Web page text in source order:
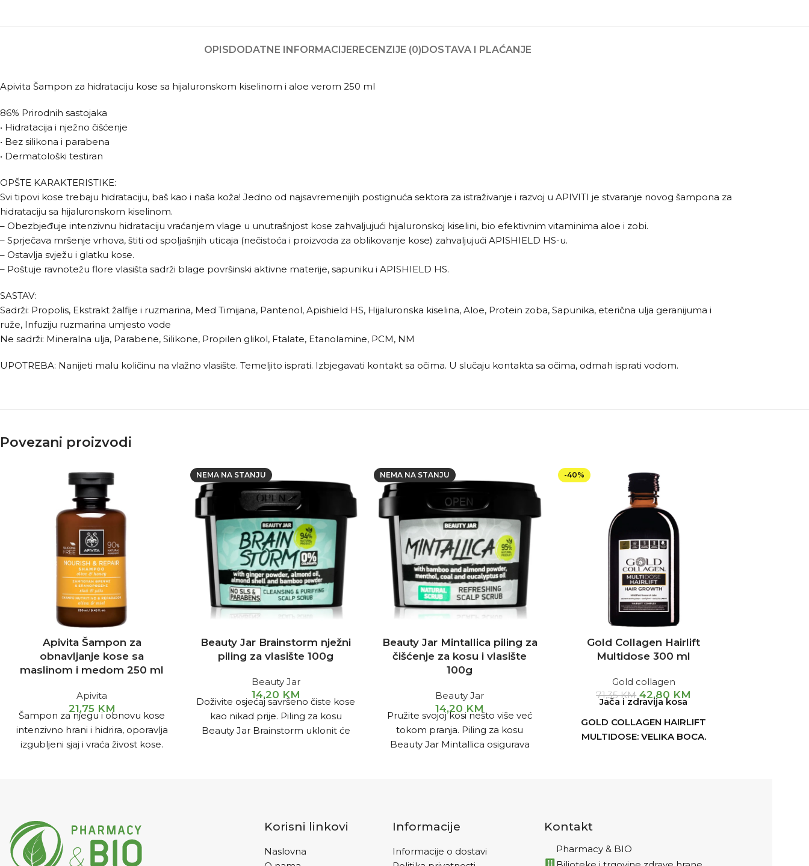
OPISDODATNE INFORMACIJERECENZIJE (0)DOSTAVA I PLAĆANJE
Apivita Šampon za hidrataciju kose sa hijaluronskom kiselinom i aloe verom 250 ml
86% Prirodnih sastojaka
• Hidratacija i nježno čišćenje
• Bez silikona i parabena
• Dermatološki testiran
OPŠTE KARAKTERISTIKE:
Svi tipovi kose trebaju hidrataciju, baš kao i naša koža! Jedno od najsavremenijih postignuća sektora za istraživanje i razvoj u APIVITI je stvaranje novog šampona za
hidrataciju sa hijaluronskom kiselinom.
– Obezbjeđuje intenzivnu hidrataciju vraćanjem vlage u unutrašnjost kose zahvaljujući hijaluronskoj kiselini, bio efektivnim vitaminima aloe i zobi.
– Sprječava mršenje vrhova, štiti od spoljašnjih uticaja (nečistoća i proizvoda za oblikovanje kose) zahvaljujući APISHIELD HS-u.
– Ostavlja svježu i glatku kose.
– Poštuje ravnotežu flore vlasišta sadrži blage površinski aktivne materije, sapuniku i APISHIELD HS.
SASTAV:
Sadrži: Propolis, Ekstrakt žalfije i ruzmarina, Med Timijana, Pantenol, Apishield HS, Hijaluronska kiselina, Aloe, Protein zoba, Sapunika, eterična ulja geranijuma i
ruže, Infuziju ruzmarina umjesto vode
Ne sadrži: Mineralna ulja, Parabene, Silikone, Propilen glikol, Ftalate, Etanolamine, PCM, NM
UPOTREBA: Nanijeti malu količinu na vlažno vlasište. Temeljito isprati. Izbjegavati kontakt sa očima. U slučaju kontakta sa očima, odmah isprati vodom.
Povezani proizvodi
Apivita Šampon za
obnavljanje kose sa
maslinom i medom 250 ml
Apivita
21,75 KM
Šampon za njegu i obnovu kose
intenzivno hrani i hidrira, oporavlja
izgubljeni sjaj i vraća živost kose.
NEMA NA STANJU
Beauty Jar Brainstorm nježni
piling za vlasište 100g
Beauty Jar
14,20 KM
Doživite osjećaj savršeno čiste kose
kao nikad prije. Piling za kosu
Beauty Jar Brainstorm uklonit će
NEMA NA STANJU
Beauty Jar Mintallica piling za
čišćenje za kosu i vlasište
100g
Beauty Jar
14,20 KM
Pružite svojoj kosi nešto više već
tokom pranja. Piling za kosu
Beauty Jar Mintallica osigurava
-40%
Gold Collagen Hairlift
Multidose 300 ml
Gold collagen
71,35KM 42,80 KM
Jača i zdravija kosa
GOLD COLLAGEN HAIRLIFT
MULTIDOSE: VELIKA BOCA,
Pomaže očuvanju
Korisni linkovi
Naslovna
Informacije
Informacije o dostavi
Kontakt
Pharmacy & BIO